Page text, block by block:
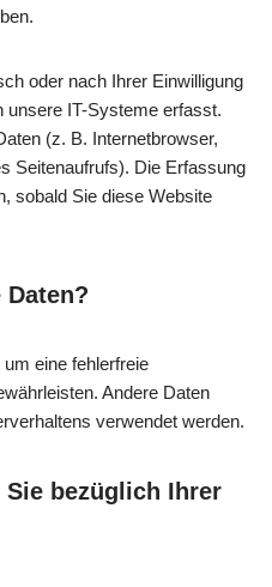
oder nach Ihrer Einwilligung
unsere IT-Systeme erfasst.
(z. B. Internetbrowser,
Seitenaufrufs). Die Erfassung
sobald Sie diese Website
eine fehlerfreie
Andere Daten
verwendet werden.
Sie bezüglich Ihrer